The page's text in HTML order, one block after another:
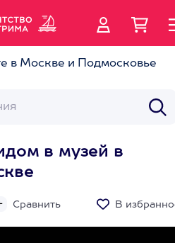
в Москве и Подмосковье
в музей в
Сравнить В